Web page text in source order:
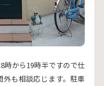
時から19時半ですので仕
外も相談応じます。駐車